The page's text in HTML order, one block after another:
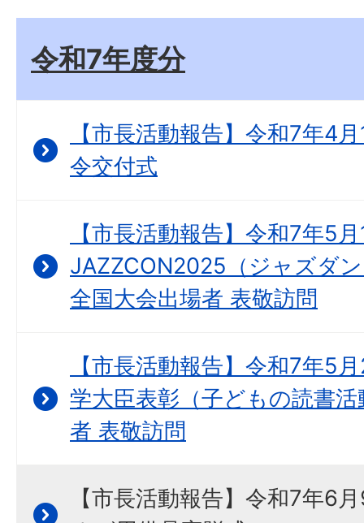
令和7年度分
【市長活動報告】令和7年4
令交付式
【市長活動報告】令和7年5
JAZZCON2025（ジャズダ
全国大会出場者 表敬訪問
【市長活動報告】令和7年5
学大臣表彰（子どもの読書
者 表敬訪問
【市長活動報告】令和7年6